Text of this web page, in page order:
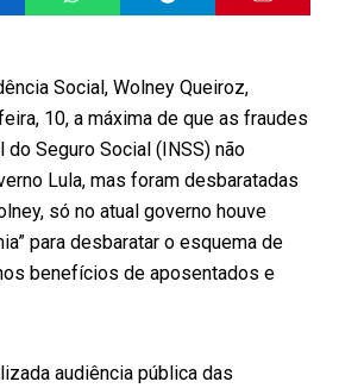
Social, Wolney Queiroz,
10, a máxima de que as fraudes
Seguro Social (INSS) não
Lula, mas foram desbaratadas
só no atual governo houve
para desbaratar o esquema de
benefícios de aposentados e
audiência pública das